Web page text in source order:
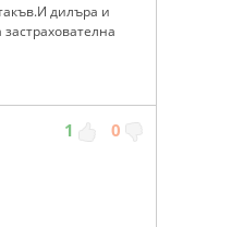
дилъра и
1 0